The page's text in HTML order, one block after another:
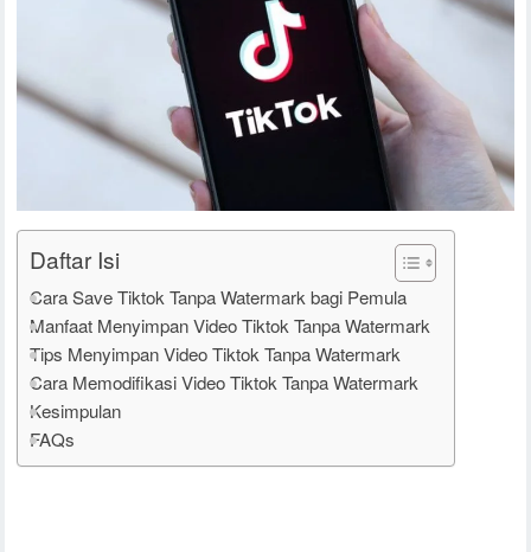
Daftar Isi
Cara Save Tiktok Tanpa Watermark bagi Pemula
Manfaat Menyimpan Video Tiktok Tanpa Watermark
Tips Menyimpan Video Tiktok Tanpa Watermark
Cara Memodifikasi Video Tiktok Tanpa Watermark
Kesimpulan
FAQs